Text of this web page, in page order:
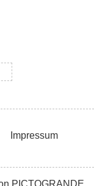
Impressum